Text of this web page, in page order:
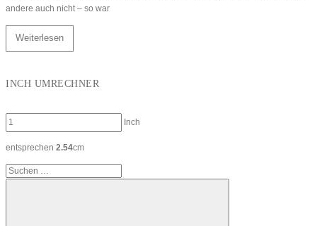
andere auch nicht – so war
Weiterlesen
INCH UMRECHNER
Inch
entsprechen 2.54cm
Suchen